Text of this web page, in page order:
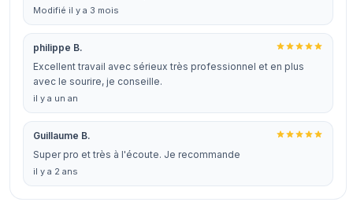
Modifié il y a 3 mois
philippe B.
Excellent travail avec sérieux très professionnel et en plus
avec le sourire, je conseille.
il y a un an
Guillaume B.
Super pro et très à l'écoute. Je recommande
il y a 2 ans